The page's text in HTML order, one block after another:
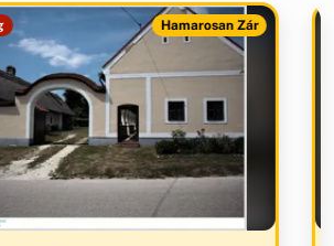
Hamarosan Zár